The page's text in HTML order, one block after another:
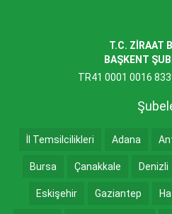
T.C. ZİRAAT
BAŞKENT
TR41 0001 0016
İl Temsilcilikleri Adana
Bursa Çanakkale Denizli
Eskişehir Gaziantep